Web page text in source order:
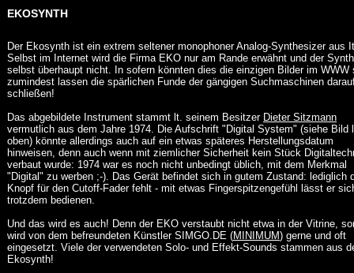
EKOSYNTH
Der Ekosynth ist ein extrem seltener monophoner Analog-Synthesizer aus
Selbst im Internet wird die Firma EKO nur am Rande erwähnt und der
selbst überhaupt nicht. In sofern könnten dies die einzigen Bilder im WWW
zumindest lassen die spärlichen Funde der gängigen Suchmaschinen
schließen!
Das abgebildete Instrument stammt lt. seinem Besitzer Dieter Sitzmann
vermutlich aus dem Jahre 1974. Die Aufschrift "Digital System" (siehe Bild
oben) könnte allerdings auch auf ein etwas späteres Herstellungsdatum
hinweisen, denn auch wenn mit ziemlicher Sicherheit kein Stück
verbaut wurde: 1974 war es noch nicht unbedingt üblich, mit dem Merkmal
"Digital" zu werben ;-). Das Gerät befindet sich in gutem Zustand: lediglich
Knopf für den Cutoff-Fader fehlt - mit etwas Fingerspitzengefühl lässt er
trotzdem bedienen.
Und das wird es auch! Denn der EKO verstaubt nicht etwa in der Vitrine,
wird von dem befreundeten Künstler SIMGO.DE (MINIMUM) gerne und oft
eingesetzt. Viele der verwendeten Solo- und Effekt-Sounds stammen aus
Ekosynth!